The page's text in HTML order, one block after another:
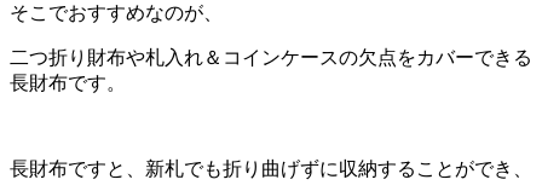
そこでおすすめなのが、
二つ折り財布や札入れ＆コインケースの欠点をカバーできる
長財布です。
長財布ですと、新札でも折り曲げずに収納することができ、